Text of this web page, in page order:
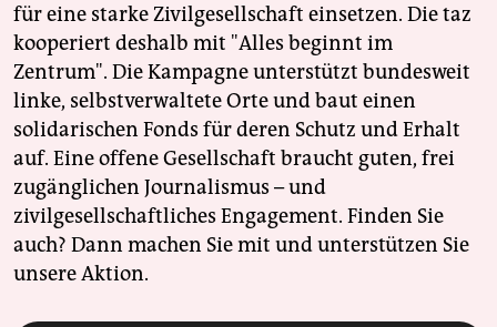
für eine starke Zivilgesellschaft einsetzen. Die taz
kooperiert deshalb mit "Alles beginnt im
Zentrum". Die Kampagne unterstützt bundesweit
linke, selbstverwaltete Orte und baut einen
solidarischen Fonds für deren Schutz und Erhalt
auf. Eine offene Gesellschaft braucht guten, frei
zugänglichen Journalismus – und
zivilgesellschaftliches Engagement. Finden Sie
auch? Dann machen Sie mit und unterstützen Sie
unsere Aktion.